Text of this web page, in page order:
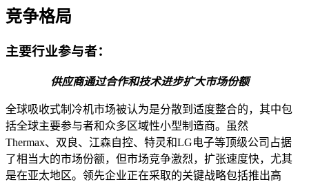
竞争格局
主要行业参与者：
供应商通过合作和技术进步扩大市场份额
全球吸收式制冷机市场被认为是分散到适度整合的，其中包
括全球主要参与者和众多区域性小型制造商。虽然
Thermax、双良、江森自控、特灵和LG电子等顶级公司占据
了相当大的市场份额，但市场竞争激烈，扩张速度快，尤其
是在亚太地区。领先企业正在采取的关键战略包括推出高